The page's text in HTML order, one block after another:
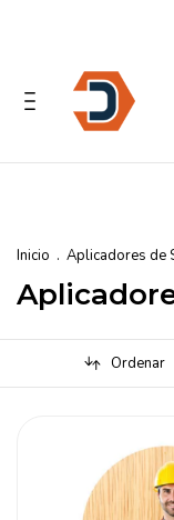
Inicio . Aplicadores de
Ordenar